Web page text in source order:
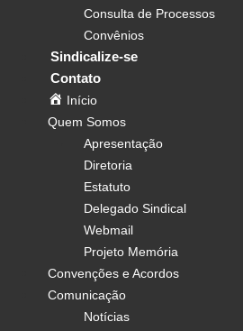
Consulta de Processos
Convênios
Sindicalize-se
Contato
Início
Quem Somos
Apresentação
Diretoria
Estatuto
Delegado Sindical
Webmail
Projeto Memória
Convenções e Acordos
Comunicação
Notícias